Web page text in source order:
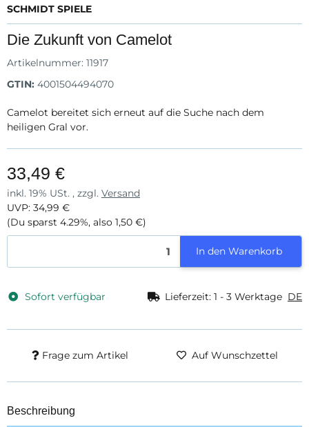
SCHMIDT SPIELE
Die Zukunft von Camelot
Artikelnummer: 11917
GTIN: 4001504494070
Camelot bereitet sich erneut auf die Suche nach dem
heiligen Gral vor.
33,49 €
inkl. 19% USt. , zzgl. Versand
UVP: 34,99 €
(Du sparst 4.29%, also 1,50 €)
In den Warenkorb
Sofort verfügbar Lieferzeit: 1 - 3 Werktage DE
Frage zum Artikel Auf Wunschzettel
Beschreibung